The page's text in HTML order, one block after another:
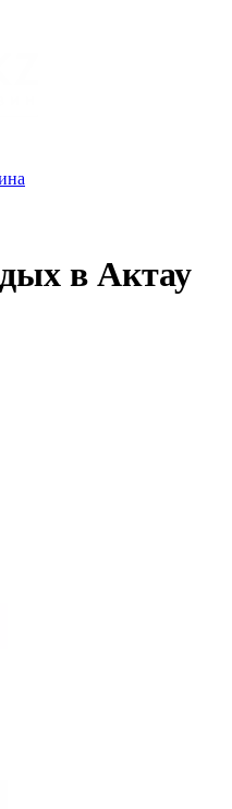
в Актау